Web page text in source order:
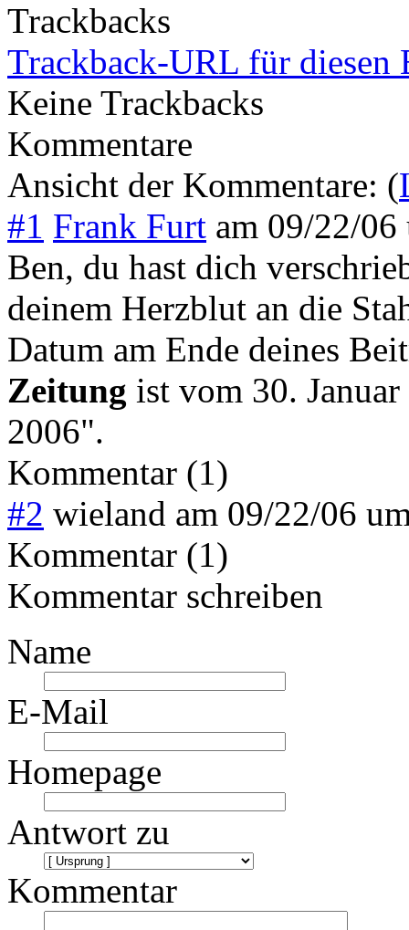
Trackbacks
Trackback-URL für diesen
Keine Trackbacks
Kommentare
Ansicht der Kommentare: (
#1 Frank Furt am 09/22/
Ben, du hast dich
deinem Herzblut an die
Datum am Ende deines
Zeitung ist vom 30.
2006".
Kommentar (1)
#2 wieland am 09/22/06
Kommentar (1)
Kommentar schreiben
Name
E-Mail
Homepage
Antwort zu
Kommentar